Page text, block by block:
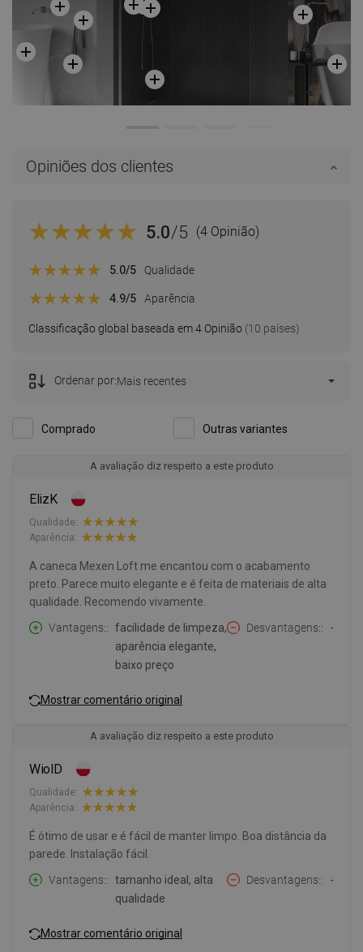
Opiniões dos clientes
5.0/5 (4 Opinião)
Classificação global baseada em 4 Opinião (10 países)
5.0/5 Qualidade
4.9/5 Aparência
Comprado Outras variantes
Ordenar por:Mais recentes
A avaliação diz respeito a este produto
ElizK
Qualidade:
Aparência:
A caneca Mexen Loft me encantou com o acabamento
preto. Parece muito elegante e é feita de materiais de alta
qualidade. Recomendo vivamente.
Vantagens:
facilidade de limpeza,
aparência elegante,
baixo preço
Desvantagens: -
Mostrar comentário original
A avaliação diz respeito a este produto
WiolD
Qualidade:
Aparência:
É ótimo de usar e é fácil de manter limpo. Boa distância da
parede. Instalação fácil.
Vantagens:
tamanho ideal, alta
qualidade
Desvantagens: -
Mostrar comentário original